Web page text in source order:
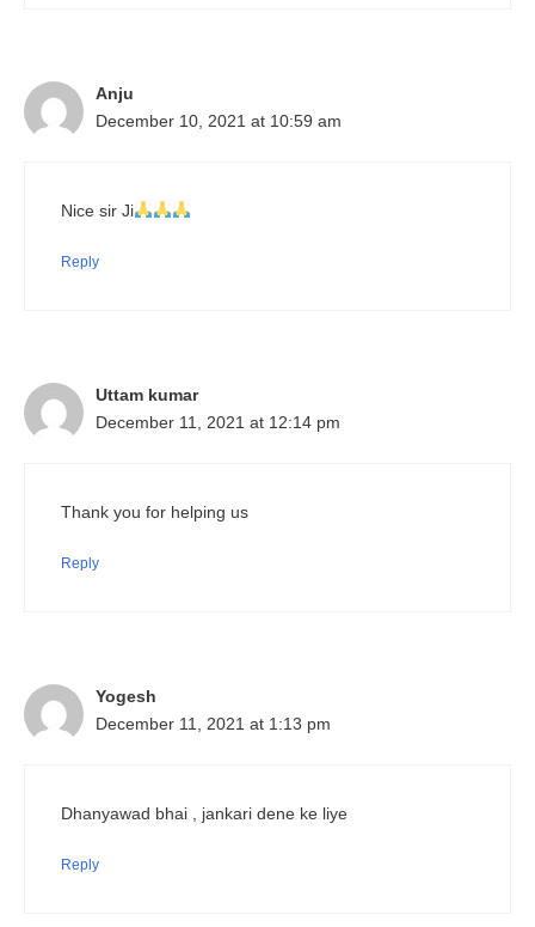
Anju
December 10, 2021 at 10:59 am
Nice sir Ji
Reply
Uttam kumar
December 11, 2021 at 12:14 pm
Thank you for helping us
Reply
Yogesh
December 11, 2021 at 1:13 pm
Dhanyawad bhai , jankari dene ke liye
Reply